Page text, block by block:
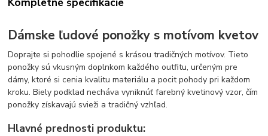
Dámske ľudové ponožky s motívom kvetov
Doprajte si pohodlie spojené s krásou tradičných motívov. Tieto
ponožky sú vkusným doplnkom každého outfitu, určeným pre
dámy, ktoré si cenia kvalitu materiálu a pocit pohody pri každom
kroku. Biely podklad necháva vyniknúť farebný kvetinový vzor, čím
ponožky získavajú svieži a tradičný vzhľad.
Hlavné prednosti produktu: